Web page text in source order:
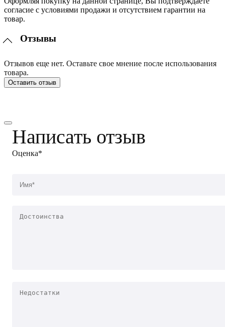
согласие с условиями продажи и отсутствием гарантии на
товар.
Отзывы
Отзывов еще нет. Оставьте свое мнение после использования
товара.
Оставить отзыв
Написать отзыв
Оценка*